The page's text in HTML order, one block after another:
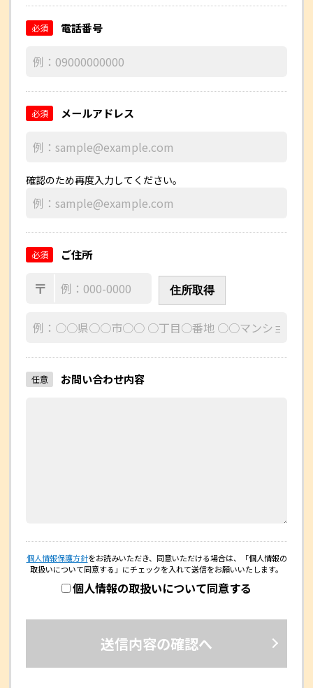
電話番号
必須
メールアドレス
必須
確認のため再度入力してください。
ご住所
必須
〒 住所取得
お問い合わせ内容
任意
個人情報保護方針をお読みいただき、同意いただける場合は、
「個人情報の
取扱いについて同意する」にチェックを入れて送信をお願いいたします。
個人情報の取扱いについて同意する
送信内容の確認へ